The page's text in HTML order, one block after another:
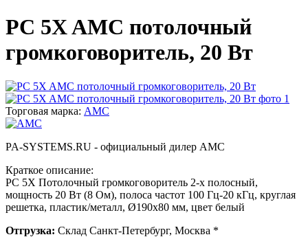
PC 5X AMC потолочный
громкоговоритель, 20 Вт
Торговая марка: AMC
PA-SYSTEMS.RU - официальный дилер AMC
Краткое описание:
PC 5X Потолочный громкоговоритель 2-х полосный,
мощность 20 Вт (8 Ом), полоса частот 100 Гц-20 кГц, круглая
решетка, пластик/металл, Ø190х80 мм, цвет белый
Отгрузка: Склад Санкт-Петербург, Москва *